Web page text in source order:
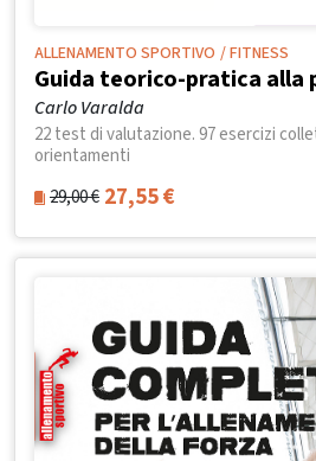
ALLENAMENTO SPORTIVO / FITNESS
Guida teorico-pratica alla
Carlo Varalda
22 test di valutazione. 97 esercizi
orientamenti
29,00€ 27,55€